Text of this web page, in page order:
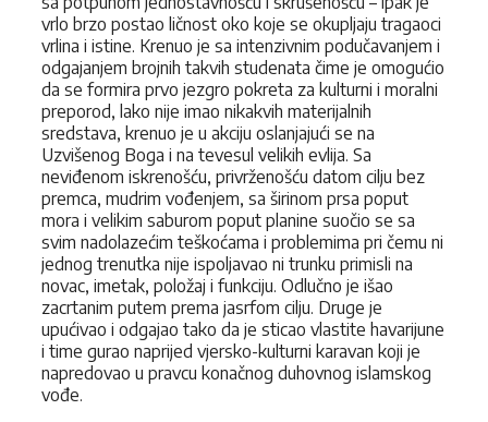
vrlo brzo postao ličnost oko koje se okupljaju tragaoci
vrlina i istine. Krenuo je sa intenzivn­im podučavanjem i
odgajanjem brojnih takvih studenata čime je omogućio
da se formira prvo jezgro pokreta za kulturni i moralni
preporod, lako nije imao nikakvih materijalnih
sredstava, krenuo je u akciju oslanjajući se na
Uzvišenog Boga i na tevesul velikih evlija. Sa
neviđenom iskrenošću, privrženošću datom cilju bez
premca, mudrim vođenjem, sa širinom prsa poput
mora i velikim saburom poput planine suočio se sa
svim nadolazećim teškoćama i problemima pri čemu ni
jednog trenutka nije ispoljavao ni trunku primisli na
novac, imetak, položaj i funkciju. Odlučno je išao
zacrtanim putem prema jasrfom cilju. Druge je
upućivao i odgajao tako da je sticao vlastite havarijune
i time gurao naprijed vjersko-kulturni karavan koji je
napredovao u pravcu konačnog duhovnog islam­skog
vođe.